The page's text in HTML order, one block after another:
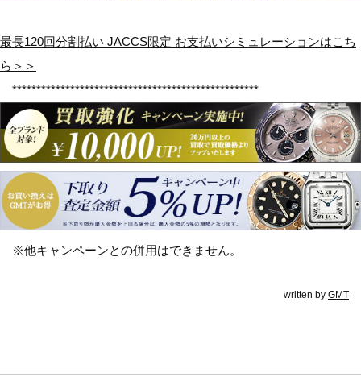
最長120回分割払い JACCS限定 お支払いシミュレーションはこち
ら＞＞
***************************************************
※他キャンペーンとの併用はできません。
written by GMT